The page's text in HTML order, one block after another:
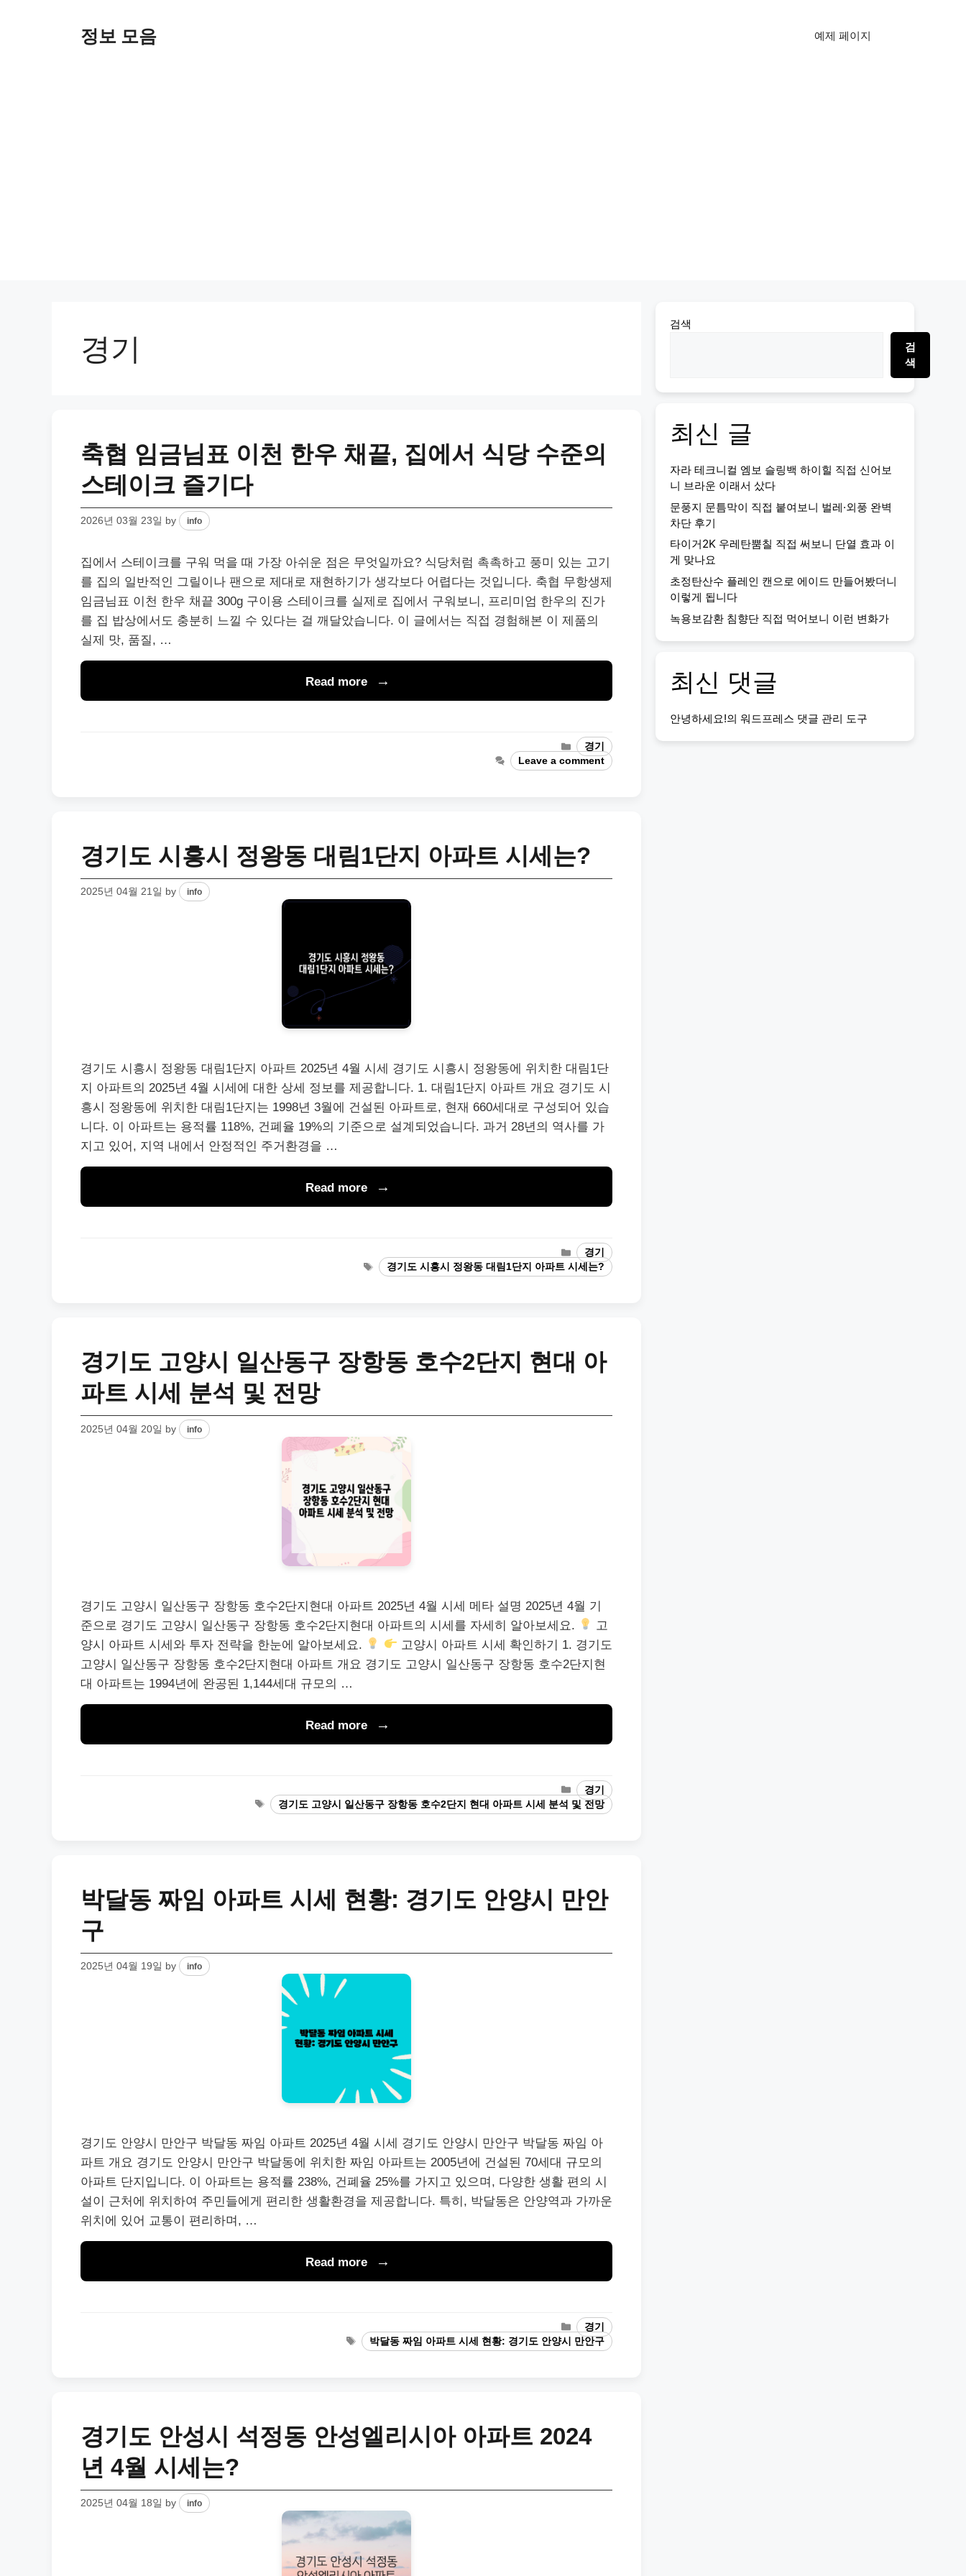
정보 모음 예제 페이지
경기
축협 임금님표 이천 한우 채끝, 집에서 식당 수준의
스테이크 즐기다
2026년 03월 23일 by info
집에서 스테이크를 구워 먹을 때 가장 아쉬운 점은 무엇일까요? 식당처럼 촉촉하고 풍미 있는 고기
를 집의 일반적인 그릴이나 팬으로 제대로 재현하기가 생각보다 어렵다는 것입니다. 축협 무항생제
임금님표 이천 한우 채끝 300g 구이용 스테이크를 실제로 집에서 구워보니, 프리미엄 한우의 진가
를 집 밥상에서도 충분히 느낄 수 있다는 걸 깨달았습니다. 이 글에서는 직접 경험해본 이 제품의
실제 맛, 품질, …
Read more
Categories
경기
Leave a comment
경기도 시흥시 정왕동 대림1단지 아파트 시세는?
2025년 04월 21일 by info
경기도 시흥시 정왕동 대림1단지 아파트 2025년 4월 시세 경기도 시흥시 정왕동에 위치한 대림1단
지 아파트의 2025년 4월 시세에 대한 상세 정보를 제공합니다. 1. 대림1단지 아파트 개요 경기도 시
흥시 정왕동에 위치한 대림1단지는 1998년 3월에 건설된 아파트로, 현재 660세대로 구성되어 있습
니다. 이 아파트는 용적률 118%, 건폐율 19%의 기준으로 설계되었습니다. 과거 28년의 역사를 가
지고 있어, 지역 내에서 안정적인 주거환경을 …
Read more
Categories
경기
Tags경기도 시흥시 정왕동 대림1단지 아파트 시세는?
경기도 고양시 일산동구 장항동 호수2단지 현대 아
파트 시세 분석 및 전망
2025년 04월 20일 by info
경기도 고양시 일산동구 장항동 호수2단지현대 아파트 2025년 4월 시세 메타 설명 2025년 4월 기
준으로 경기도 고양시 일산동구 장항동 호수2단지현대 아파트의 시세를 자세히 알아보세요.
고
양시 아파트 시세와 투자 전략을 한눈에 알아보세요.
고양시 아파트 시세 확인하기 1. 경기도
고양시 일산동구 장항동 호수2단지현대 아파트 개요 경기도 고양시 일산동구 장항동 호수2단지현
대 아파트는 1994년에 완공된 1,144세대 규모의 …
Read more
Categories
경기
Tags경기도 고양시 일산동구 장항동 호수2단지 현대 아파트 시세 분석 및 전망
박달동 짜임 아파트 시세 현황: 경기도 안양시 만안
구
2025년 04월 19일 by info
경기도 안양시 만안구 박달동 짜임 아파트 2025년 4월 시세 경기도 안양시 만안구 박달동 짜임 아
파트 개요 경기도 안양시 만안구 박달동에 위치한 짜임 아파트는 2005년에 건설된 70세대 규모의
아파트 단지입니다. 이 아파트는 용적률 238%, 건폐율 25%를 가지고 있으며, 다양한 생활 편의 시
설이 근처에 위치하여 주민들에게 편리한 생활환경을 제공합니다. 특히, 박달동은 안양역과 가까운
위치에 있어 교통이 편리하며, …
Read more
Categories
경기
Tags박달동 짜임 아파트 시세 현황: 경기도 안양시 만안구
경기도 안성시 석정동 안성엘리시아 아파트 2024
년 4월 시세는?
2025년 04월 18일 by info
검색
검
색
최신 글
자라 테크니컬 엠보 슬링백 하이힐 직접 신어보
니 브라운 이래서 샀다
문풍지 문틈막이 직접 붙여보니 벌레·외풍 완벽
차단 후기
타이거2K 우레탄뿜칠 직접 써보니 단열 효과 이
게 맞나요
초정탄산수 플레인 캔으로 에이드 만들어봤더니
이렇게 됩니다
녹용보감환 침향단 직접 먹어보니 이런 변화가
최신 댓글
안녕하세요!의 워드프레스 댓글 관리 도구